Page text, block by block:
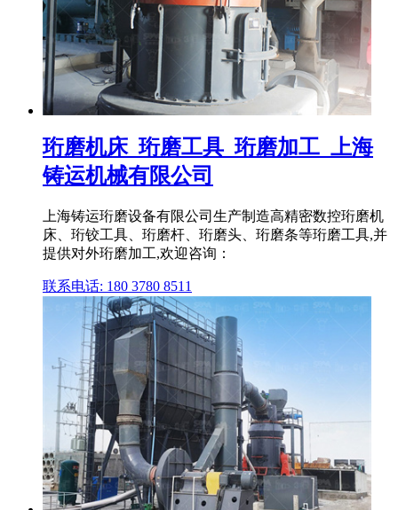
珩磨机床_珩磨工具_珩磨加工_上海
铸运机械有限公司
上海铸运珩磨设备有限公司生产制造高精密数控珩磨机
床、珩铰工具、珩磨杆、珩磨头、珩磨条等珩磨工具,并
提供对外珩磨加工,欢迎咨询：
联系电话: 180 3780 8511